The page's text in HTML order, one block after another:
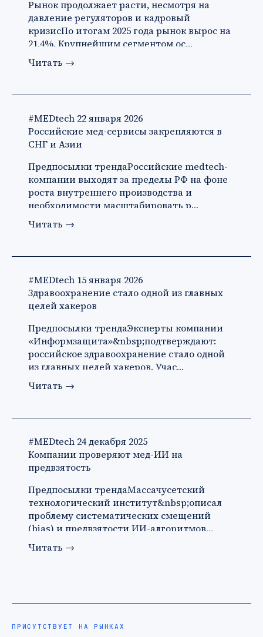
Рынок продолжает расти, несмотря на
давление регуляторов и кадровый
кризисПо итогам 2025 года рынок вырос на
21,4%. Крупнейшим сегментом ос…
Читать →
#MEDtech 22 января 2026
Российские мед-сервисы закрепляются в
СНГ и Азии
Предпосылки трендаРоссийские medtech-
компании выходят за пределы РФ на фоне
роста внутреннего производства и
необходимости масштабировать р…
Читать →
#MEDtech 15 января 2026
Здравоохранение стало одной из главных
целей хакеров
Предпосылки трендаЭксперты компании
«Информзащита»&nbsp;подтверждают:
российское здравоохранение стало одной
из главных целей хакеров. Учас…
Читать →
#MEDtech 24 декабря 2025
Компании проверяют мед-ИИ на
предвзятость
Предпосылки трендаМассачусетский
технологический институт&nbsp;описал
проблему систематических смещений
(bias) и предвзятости ИИ-алгоритмов…
Читать →
ПРИСУТСТВУЕТ НА РЫНКАХ